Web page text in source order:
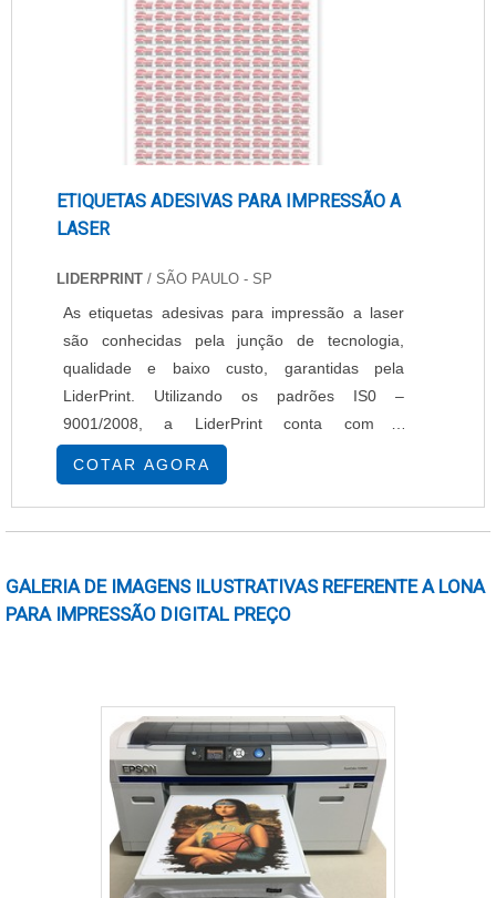
periódicas sempre que neces.
ETIQUETAS ADESIVAS PARA IMPRESSÃO A
LASER
LIDERPRINT / SÃO PAULO - SP
As etiquetas adesivas para impressão a laser
são conhecidas pela junção de tecnologia,
qualidade e baixo custo, garantidas pela
LiderPrint. Utilizando os padrões IS0 –
9001/2008, a LiderPrint conta com o
profissionalismo de todos seus funcionários
para a execução de todas as atividades
propostas pelos seus clientes, sempre se
propondo a fazer o melhor. A empresa desde
desenvolvimento de produtos de primeira linh....
COTAR AGORA
GALERIA DE IMAGENS ILUSTRATIVAS REFERENTE A LONA
PARA IMPRESSÃO DIGITAL PREÇO